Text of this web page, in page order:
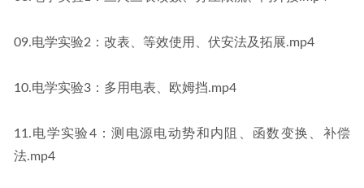
09.电学实验2：改表、等效使用、伏安法及拓展.mp4
10.电学实验3：多用电表、欧姆挡.mp4
11.电学实验4：测电源电动势和内阻、函数变换、补偿
法.mp4